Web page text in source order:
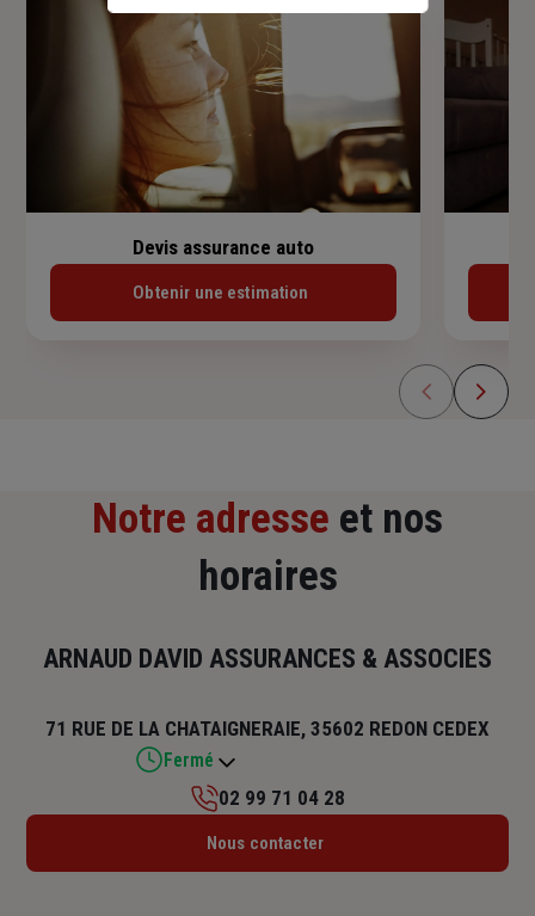
Devis assurance auto
Obtenir une estimation
Notre adresse et nos
horaires
ARNAUD DAVID ASSURANCES & ASSOCIES
71 RUE DE LA CHATAIGNERAIE, 35602 REDON CEDEX
Fermé
Lundi : 09h – 12h / 14h – 18h
02 99 71 04 28
Nous contacter